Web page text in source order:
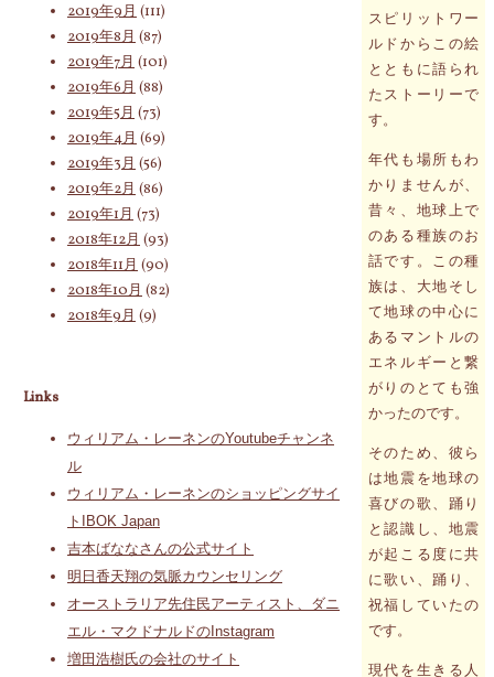
スピリットワー
ルドからこの絵
とともに語られ
たストーリーで
す。
年代も場所もわ
かりませんが、
昔々、地球上で
のある種族のお
話です。この種
族は、大地そし
て地球の中心に
あるマントルの
エネルギーと繋
がりのとても強
かったのです。
そのため、彼ら
は地震を地球の
喜びの歌、踊り
と認識し、地震
が起こる度に共
に歌い、踊り、
祝福していたの
です。
現代を生きる人
2019年9月 (111)
2019年8月 (87)
2019年7月 (101)
2019年6月 (88)
2019年5月 (73)
2019年4月 (69)
2019年3月 (56)
2019年2月 (86)
2019年1月 (73)
2018年12月 (93)
2018年11月 (90)
2018年10月 (82)
2018年9月 (9)
Links
ウィリアム・レーネンのYoutubeチャンネ
ル
ウィリアム・レーネンのショッピングサイ
トIBOK Japan
吉本ばななさんの公式サイト
明日香天翔の気脈カウンセリング
オーストラリア先住民アーティスト、ダニ
エル・マクドナルドのInstagram
増田浩樹氏の会社のサイト